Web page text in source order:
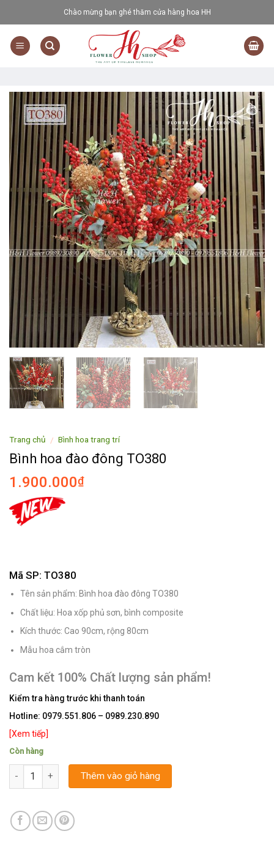
to
content
Chào mừng bạn ghé thăm cửa hàng hoa HH
Trang chủ / Bình hoa trang trí
Bình hoa đào đông TO380
1.900.000₫
Mã SP: TO380
Tên sản phẩm: Bình hoa đào đông TO380
Chất liệu: Hoa xốp phủ sơn, bình composite
Kích thước: Cao 90cm, rộng 80cm
Mẫu hoa cắm tròn
Cam kết 100% Chất lượng sản phẩm!
Kiểm tra hàng trước khi thanh toán
Hotline: 0979.551.806 – 0989.230.890
[Xem tiếp]
Còn hàng
Số lượng Thêm vào giỏ hàng